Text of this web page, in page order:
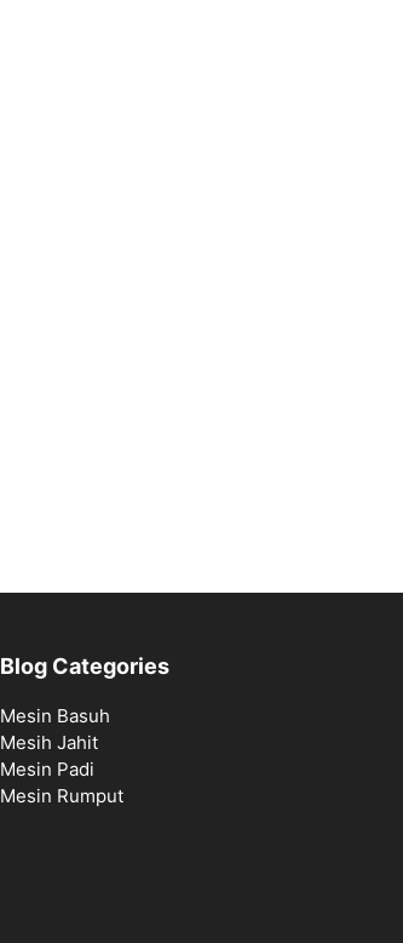
Blog Categories
Mesin Basuh
Mesih Jahit
Mesin Padi
Mesin Rumput